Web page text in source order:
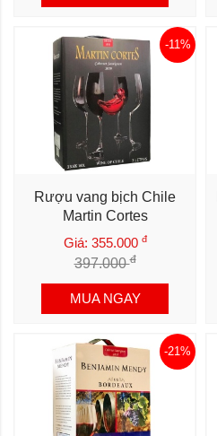
Rượu vang bịch Chile
Martin Cortes
Giá: 355.000 đ
397.000đ
-11%
MUA NGAY
-21%